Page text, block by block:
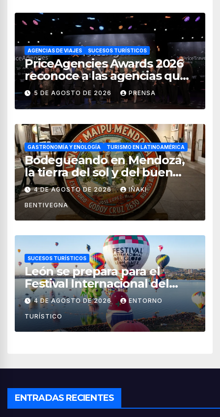
AGENCIAS DE VIAJES SUCESOS TURÍSTICOS
PriceAgencies Awards 2026
reconoce a las agencias que
impulsan el crecimiento del
turismo en México
5 DE AGOSTO DE 2026 PRENSA
GASTRONOMÍA Y ENOLOGÍA TURISMO EN LATINOAMÉRICA
Bodegueando en Mendoza,
la tierra del sol y del buen
vino
4 DE AGOSTO DE 2026 IÑAKI
BENTIVEGNA
SUCESOS TURÍSTICOS
León se prepara para el
Festival Internacional del
Globo 2026 con pilotos de 25
países
4 DE AGOSTO DE 2026 ENTORNO
TURÍSTICO
ENTRADAS RECIENTES